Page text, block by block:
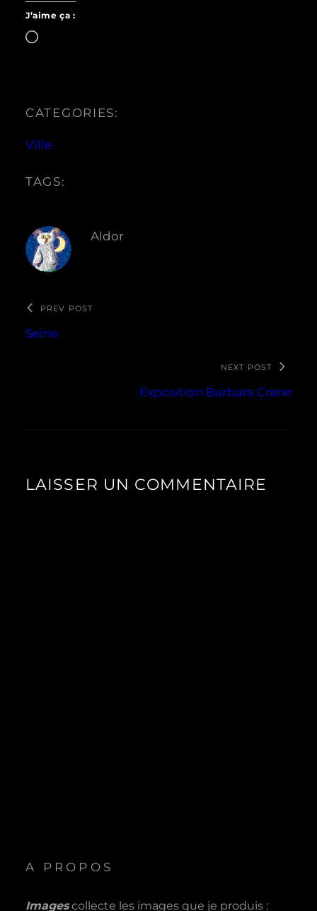
J’aime ça :
Chargement…
CATEGORIES:
Ville
TAGS:
Aldor
PREV POST
Seine
NEXT POST
Exposition Barbara Crane
LAISSER UN COMMENTAIRE
A PROPOS
Imagescollecte les images que je produis :